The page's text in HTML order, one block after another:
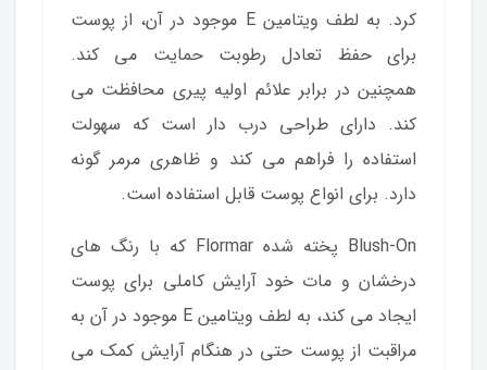
کرد. به لطف ویتامین E موجود در آن، از پوست
برای حفظ تعادل رطوبت حمایت می کند.
همچنین در برابر علائم اولیه پیری محافظت می
کند. دارای طراحی درب دار است که سهولت
استفاده را فراهم می کند و ظاهری مرمر گونه
دارد. برای انواع پوست قابل استفاده است.
Blush-On پخته شده Flormar که با رنگ های
درخشان و مات خود آرایش کاملی برای پوست
ایجاد می کند، به لطف ویتامین E موجود در آن به
مراقبت از پوست حتی در هنگام آرایش کمک می